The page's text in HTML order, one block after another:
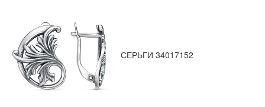
СЕРЬГИ 34017152